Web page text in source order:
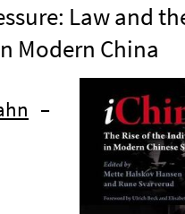
Law and
Modern China
–